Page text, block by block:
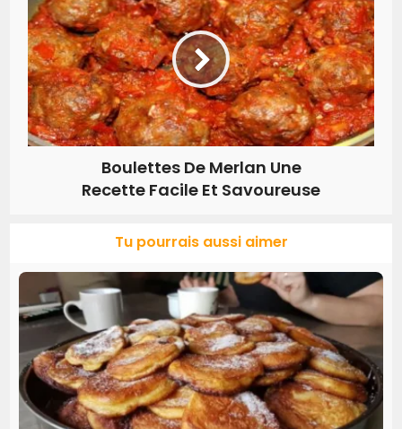
Boulettes De Merlan Une
Recette Facile Et Savoureuse
Tu pourrais aussi aimer